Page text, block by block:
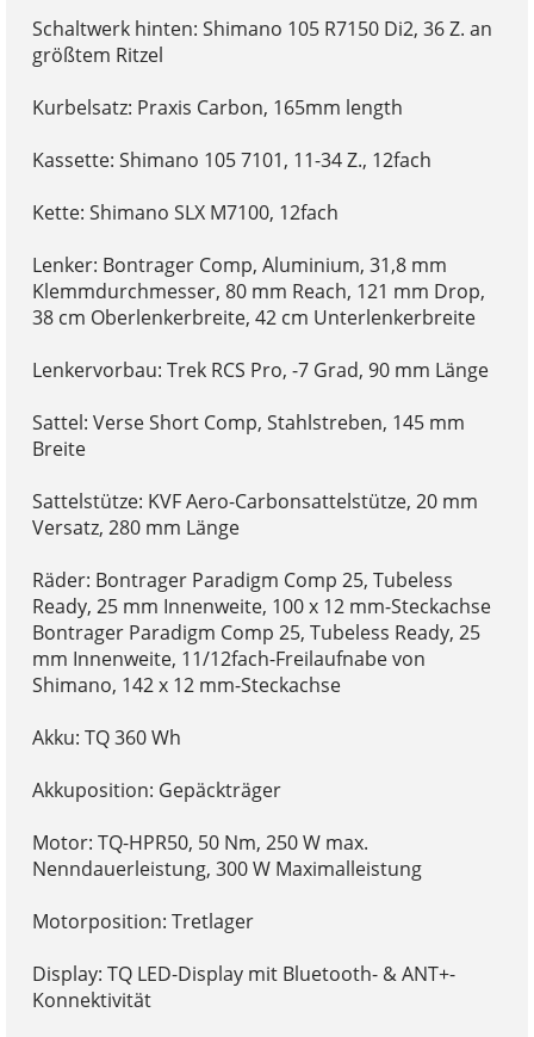
Schaltwerk hinten: Shimano 105 R7150 Di2, 36 Z. an
größtem Ritzel
Kurbelsatz: Praxis Carbon, 165mm length
Kassette: Shimano 105 7101, 11-34 Z., 12fach
Kette: Shimano SLX M7100, 12fach
Lenker: Bontrager Comp, Aluminium, 31,8 mm
Klemmdurchmesser, 80 mm Reach, 121 mm Drop,
38 cm Oberlenkerbreite, 42 cm Unterlenkerbreite
Lenkervorbau: Trek RCS Pro, -7 Grad, 90 mm Länge
Sattel: Verse Short Comp, Stahlstreben, 145 mm
Breite
Sattelstütze: KVF Aero-Carbonsattelstütze, 20 mm
Versatz, 280 mm Länge
Räder: Bontrager Paradigm Comp 25, Tubeless
Ready, 25 mm Innenweite, 100 x 12 mm-Steckachse
Bontrager Paradigm Comp 25, Tubeless Ready, 25
mm Innenweite, 11/12fach-Freilaufnabe von
Shimano, 142 x 12 mm-Steckachse
Akku: TQ 360 Wh
Akkuposition: Gepäckträger
Motor: TQ-HPR50, 50 Nm, 250 W max.
Nenndauerleistung, 300 W Maximalleistung
Motorposition: Tretlager
Display: TQ LED-Display mit Bluetooth- & ANT+-
Konnektivität